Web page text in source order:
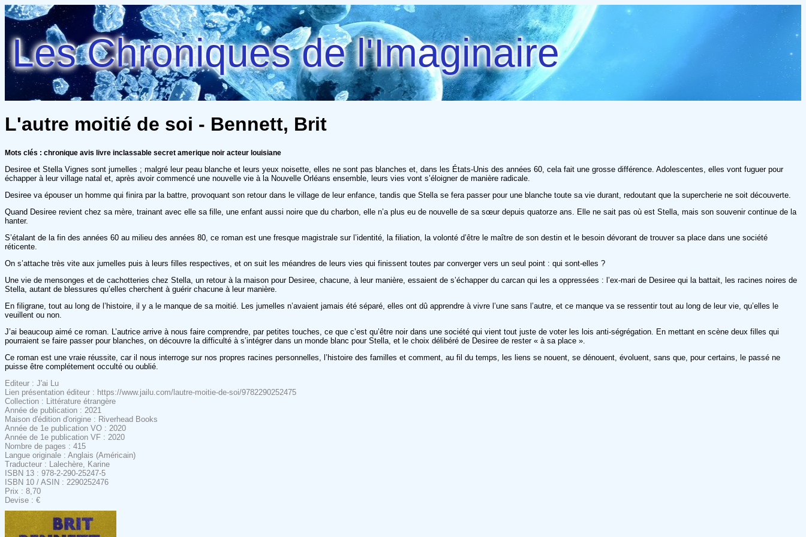
Les Chroniques de l'Imaginaire
L'autre moitié de soi - Bennett, Brit
Mots clés : chronique avis livre inclassable secret amerique noir acteur louisiane
Desiree et Stella Vignes sont jumelles ; malgré leur peau blanche et leurs yeux noisette, elles ne sont pas blanches et, dans les États-Unis des années 60, cela fait une grosse différence. Adolescentes, elles vont fuguer pour
échapper à leur village natal et, après avoir commencé une nouvelle vie à la Nouvelle Orléans ensemble, leurs vies vont s’éloigner de manière radicale.
Desiree va épouser un homme qui finira par la battre, provoquant son retour dans le village de leur enfance, tandis que Stella se fera passer pour une blanche toute sa vie durant, redoutant que la supercherie ne soit découverte.
Quand Desiree revient chez sa mère, trainant avec elle sa fille, une enfant aussi noire que du charbon, elle n’a plus eu de nouvelle de sa sœur depuis quatorze ans. Elle ne sait pas où est Stella, mais son souvenir continue de la
hanter.
S’étalant de la fin des années 60 au milieu des années 80, ce roman est une fresque magistrale sur l’identité, la filiation, la volonté d’être le maître de son destin et le besoin dévorant de trouver sa place dans une société
réticente.
On s’attache très vite aux jumelles puis à leurs filles respectives, et on suit les méandres de leurs vies qui finissent toutes par converger vers un seul point : qui sont-elles ?
Une vie de mensonges et de cachotteries chez Stella, un retour à la maison pour Desiree, chacune, à leur manière, essaient de s’échapper du carcan qui les a oppressées : l’ex-mari de Desiree qui la battait, les racines noires de
Stella, autant de blessures qu’elles cherchent à guérir chacune à leur manière.
En filigrane, tout au long de l’histoire, il y a le manque de sa moitié. Les jumelles n’avaient jamais été séparé, elles ont dû apprendre à vivre l’une sans l’autre, et ce manque va se ressentir tout au long de leur vie, qu’elles le
veuillent ou non.
J’ai beaucoup aimé ce roman. L’autrice arrive à nous faire comprendre, par petites touches, ce que c’est qu’être noir dans une société qui vient tout juste de voter les lois anti-ségrégation. En mettant en scène deux filles qui
pourraient se faire passer pour blanches, on découvre la difficulté à s’intégrer dans un monde blanc pour Stella, et le choix délibéré de Desiree de rester « à sa place ».
Ce roman est une vraie réussite, car il nous interroge sur nos propres racines personnelles, l’histoire des familles et comment, au fil du temps, les liens se nouent, se dénouent, évoluent, sans que, pour certains, le passé ne
puisse être complétement occulté ou oublié.
Editeur : J'ai Lu
Lien présentation éditeur : https://www.jailu.com/lautre-moitie-de-soi/9782290252475
Collection : Littérature étrangère
Année de publication : 2021
Maison d'édition d'origine : Riverhead Books
Année de 1e publication VO : 2020
Année de 1e publication VF : 2020
Nombre de pages : 415
Langue originale : Anglais (Américain)
Traducteur : Lalechère, Karine
ISBN 13 : 978-2-290-25247-5
ISBN 10 / ASIN : 2290252476
Prix : 8,70
Devise : €